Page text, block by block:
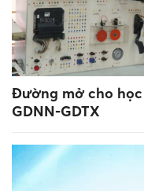
Đường mở cho
GDNN-GDTX